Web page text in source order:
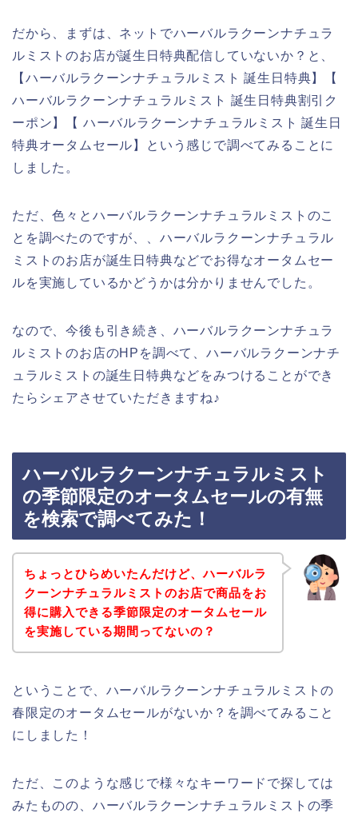
だから、まずは、ネットでハーバルラクーンナチュラ
ルミストのお店が誕生日特典配信していないか？と、
【ハーバルラクーンナチュラルミスト 誕生日特典】【
ハーバルラクーンナチュラルミスト 誕生日特典割引ク
ーポン】【 ハーバルラクーンナチュラルミスト 誕生日
特典オータムセール】という感じで調べてみることに
しました。
ただ、色々とハーバルラクーンナチュラルミストのこ
とを調べたのですが、、ハーバルラクーンナチュラル
ミストのお店が誕生日特典などでお得なオータムセー
ルを実施しているかどうかは分かりませんでした。
なので、今後も引き続き、ハーバルラクーンナチュラ
ルミストのお店のHPを調べて、ハーバルラクーンナチ
ュラルミストの誕生日特典などをみつけることができ
たらシェアさせていただきますね♪
ハーバルラクーンナチュラルミスト
の季節限定のオータムセールの有無
を検索で調べてみた！
ちょっとひらめいたんだけど、ハーバルラ
クーンナチュラルミストのお店で商品をお
得に購入できる季節限定のオータムセール
を実施している期間ってないの？
ということで、ハーバルラクーンナチュラルミストの
春限定のオータムセールがないか？を調べてみること
にしました！
ただ、このような感じで様々なキーワードで探しては
みたものの、ハーバルラクーンナチュラルミストの季